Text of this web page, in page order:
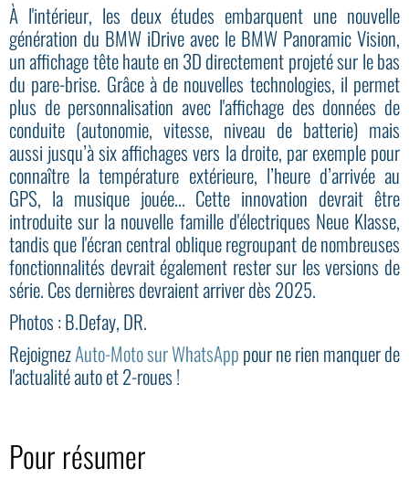
À l'intérieur, les deux études embarquent une nouvelle
génération du BMW iDrive avec le BMW Panoramic Vision,
un affichage tête haute en 3D directement projeté sur le bas
du pare-brise. Grâce à de nouvelles technologies, il permet
plus de personnalisation avec l'affichage des données de
conduite (autonomie, vitesse, niveau de batterie) mais
aussi jusqu’à six affichages vers la droite, par exemple pour
connaître la température extérieure, l’heure d’arrivée au
GPS, la musique jouée... Cette innovation devrait être
introduite sur la nouvelle famille d'électriques Neue Klasse,
tandis que l'écran central oblique regroupant de nombreuses
fonctionnalités devrait également rester sur les versions de
série. Ces dernières devraient arriver dès 2025.
Photos : B.Defay, DR.
RejoignezAuto-Moto sur WhatsApppour ne rien manquer de
l'actualité auto et 2-roues !
Pour résumer